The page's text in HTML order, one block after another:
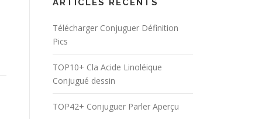
ARTICLES RÉCENTS
Télécharger Conjuguer Définition
Pics
TOP10+ Cla Acide Linoléique
Conjugué dessin
TOP42+ Conjuguer Parler Aperçu